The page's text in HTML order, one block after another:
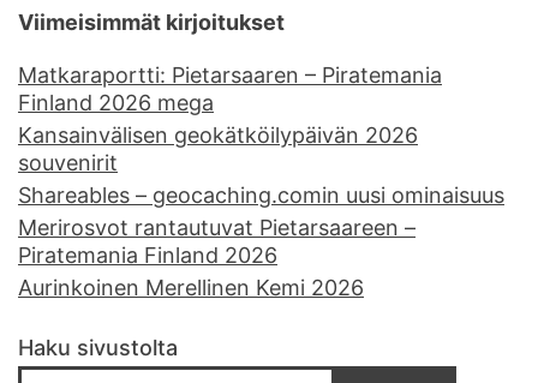
Viimeisimmät kirjoitukset
Matkaraportti: Pietarsaaren – Piratemania
Finland 2026 mega
Kansainvälisen geokätköilypäivän 2026
souvenirit
Shareables – geocaching.comin uusi ominaisuus
Merirosvot rantautuvat Pietarsaareen –
Piratemania Finland 2026
Aurinkoinen Merellinen Kemi 2026
Haku sivustolta